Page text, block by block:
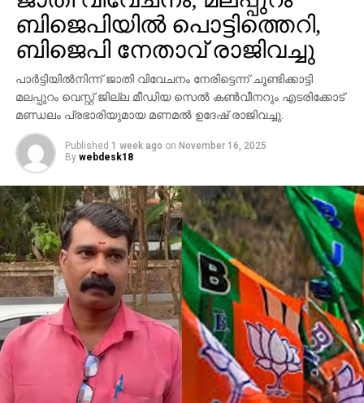
പൊലീസുകാരന്‍ വെളിപ്പെടുത്തിയത് കാലമേറെ
കഴിഞ്ഞായിരുന്നു.
അതേസമയം സാമാന്യജനതയുടെ
സ്വസ്ഥജീവിതത്തിന് പോറല്‍ വരുത്താനും
കേരളവനമേഖലയില്‍ അസ്വസ്ഥതയുടെ വിത്തുകള്‍
വിതക്കാനും അനുവദിച്ചുകൂടാ. അക്രമമാര്‍ഗം വെടിഞ്ഞ്
പാര്‍ലമെന്ററി ജനാധിപത്യരീതി സ്വീകരിക്കാന്‍
തീവ്രവാദികളും നിയമപാലനം ഉറപ്പുവരുത്താന്‍
പൊലീസും തയ്യാറാകണം. ഒപ്പം, വന്ന വഴികള്‍
മറക്കാതിരിക്കുന്നത് കേരളത്തിലെ കമ്യൂണിസ്റ്റ്
കക്ഷികള്‍ക്കും നന്നായിരിക്കും.
RELATED TOPICS:
UP NEXT
ഏകീകൃത സിവില്‍കോഡും ലിംഗ സമത്വവും
DON'T MISS
ഫ്രാങ്ക് റിബറി തുടരും
ആക്രമണം നടത്തിയതായും ബാര്‍ ഉടമ നല്‍കിയ
പരാതിയില്‍ പറയുന്നു. വിദ്യാഭ്യാസ
ആവശ്യങ്ങള്‍ക്കായി എറണാകുളത്ത് എത്തിയവരാണ്
പ്രതികളെന്ന് പൊലീസ് കണ്ടെത്തിയിട്ടുണ്ട്.
സംഭവത്തില്‍ അലീനയുടെ കൈക്ക് പരുക്കേല്‍ക്കുകയും
ചെയ്തു.
ബിജെപിയില്‍ പൊട്ടിത്തെറി,
ബിജെപി നേതാവ് രാജിവച്ചു
പാര്‍ട്ടിയില്‍നിന്ന് ജാതി വിവേചനം നേരിട്ടെന്ന് ചൂണ്ടിക്കാട്ടി
മലപ്പുറം വെസ്റ്റ് ജില്ല മീഡിയ സെല്‍ കണ്‍വീനറും എടരിക്കോട്
മണ്ഡലം പ്രഭാരിയുമായ മണമല്‍ ഉദേഷ് രാജിവച്ചു.
Published 1 week ago on November 16, 2025
By webdesk18